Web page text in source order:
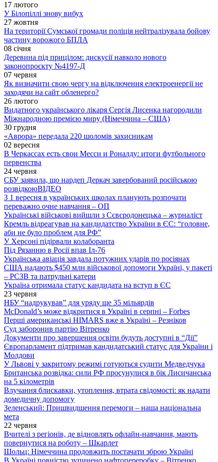
17 лютого
У Білопіллі знову вибух
27 жовтня
На території Сумської громади поліція нейтралізувала бойову
частину ворожого БПЛА
08 січня
Деревина під прицілом: дискусії навколо нового
законопроєкту №4197-Д
07 червня
Як визначити свою чергу на відключення електроенергії не
заходячи на сайт обленерго?
26 лютого
Видатного українського лікаря Сергія Лисенка нагородили
Міжнародною премією миру (Німеччина – США)
30 грудня
«Аврора» передала 220 шоломів захисникам
02 вересня
В Черкассах есть свои Месси и Роналду: итоги футбольного
первенства
24 червня
СБУ заявила, що нардеп Деркач завербований російською
розвідкоюВІДЕО
З 1 вересня в українських школах планують розпочати
переважно очне навчання – ОП
Українські військові вийшли з Сєвєродонецька – журналіст
Кремль відреагував на кандидатство України в ЄС: “головне,
аби не було проблем для РФ”
У Херсоні підірвали колаборанта
Під Рязанню в Росії впав Іл-76
Українська авіація завдала потужних ударів по росіянах
США надають $450 млн військової допомоги Україні, у пакеті
– РСЗВ та патрульні катери
Україна отримала статус кандидата на вступ в ЄС
23 червня
НБУ “надрукував” для уряду ще 35 мільярдів
McDonald’s може відкритися в Україні в серпні – Forbes
Перші американські HIMARS вже в Україні – Резніков
Суд заборонив партію Вітренко
Документи про завершення освіти будуть доступні в “Дії”
Європарламент підтримав кандидатський статус для України і
Молдови
У Львові у закритому режимі готуються судити Медведчука
Британська розвідка: сили РФ просунулися в бік Лисичанська
на 5 кілометрів
Влучання блискавки, утоплення, втрата свідомості: як надати
домедичну допомогу
Зеленський: Пришвидшення перемоги – наша національна
мета
22 червня
Вчителі з регіонів, де відновлять офлайн-навчання, мають
повернутися на роботу – Шкарлет
Шольц: Німеччина продовжить постачати зброю Україні